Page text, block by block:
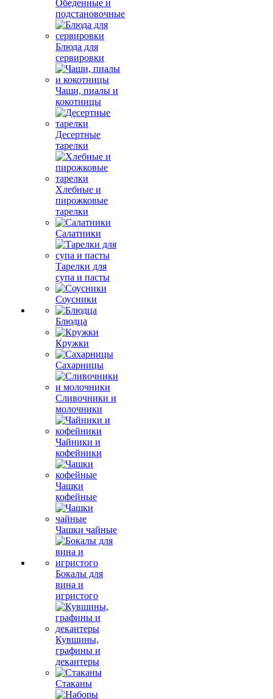
Обеденные и
подстановочные
Блюда для
сервировки
Чаши, пиалы и
кокотницы
Десертные
тарелки
Хлебные и
пирожковые
тарелки
Салатники
Тарелки для
супа и пасты
Соусники
Блюдца
Кружки
Сахарницы
Сливочники и
молочники
Чайники и
кофейники
Чашки
кофейные
Чашки чайные
Бокалы для
вина и
игристого
Кувшины,
графины и
декантеры
Стаканы